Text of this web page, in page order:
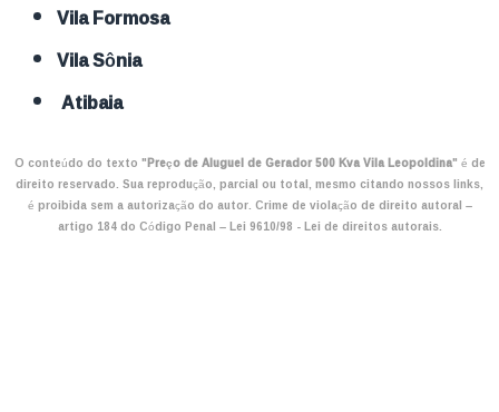
Vila Formosa
Vila Sônia
Atibaia
O conteúdo do texto "Preço de Aluguel de Gerador 500 Kva Vila Leopoldina" é de
direito reservado. Sua reprodução, parcial ou total, mesmo citando nossos links,
é proibida sem a autorização do autor. Crime de violação de direito autoral –
artigo 184 do Código Penal –Lei 9610/98 - Lei de direitos autorais.